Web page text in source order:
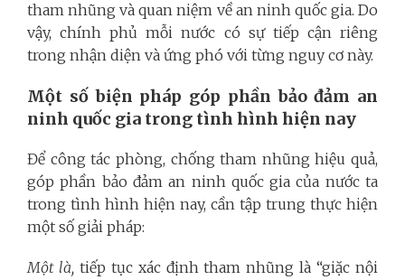
tham nhũng và quan niệm về an ninh quốc gia. Do
vậy, chính phủ mỗi nước có sự tiếp cận riêng
trong nhận diện và ứng phó với từng nguy cơ này.
Một số biện pháp góp phần bảo đảm an
ninh quốc gia trong tình hình hiện nay
Để công tác phòng, chống tham nhũng hiệu quả,
góp phần bảo đảm an ninh quốc gia của nước ta
trong tình hình hiện nay, cần tập trung thực hiện
một số giải pháp:
Một là, tiếp tục xác định tham nhũng là “giặc nội